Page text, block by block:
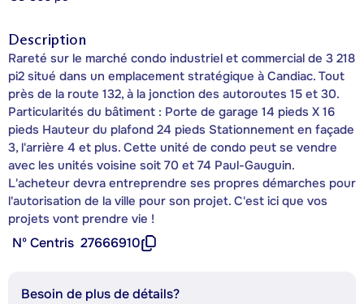
Description
Rareté sur le marché condo industriel et commercial de 3 218
pi2 situé dans un emplacement stratégique à Candiac. Tout
près de la route 132, à la jonction des autoroutes 15 et 30.
Particularités du bâtiment : Porte de garage 14 pieds X 16
pieds Hauteur du plafond 24 pieds Stationnement en façade
3, l'arrière 4 et plus. Cette unité de condo peut se vendre
avec les unités voisine soit 70 et 74 Paul-Gauguin.
L'acheteur devra entreprendre ses propres démarches pour
l'autorisation de la ville pour son projet. C'est ici que vos
projets vont prendre vie !
Nº Centris 27666910
Besoin de plus de détails?